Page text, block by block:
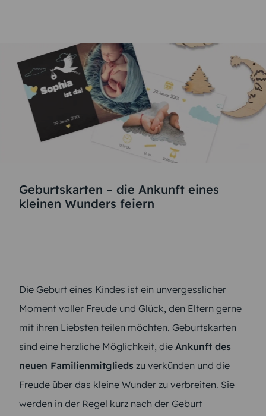
Geburtskarten – die Ankunft eines
kleinen Wunders feiern
Die Geburt eines Kindes ist ein unvergesslicher
Moment voller Freude und Glück, den Eltern gerne
mit ihren Liebsten teilen möchten. Geburtskarten
sind eine herzliche Möglichkeit, die Ankunft des
neuen Familienmitglieds zu verkünden und die
Freude über das kleine Wunder zu verbreiten. Sie
werden in der Regel kurz nach der Geburt